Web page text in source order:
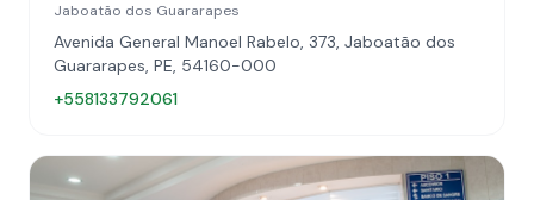
Jaboatão dos Guararapes
Avenida General Manoel Rabelo, 373, Jaboatão dos
Guararapes, PE, 54160-000
+558133792061